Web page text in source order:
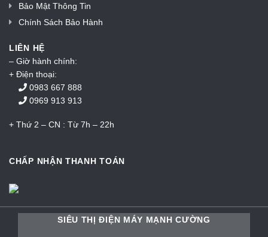
Bảo Mật Thông Tin
Chính Sách Bảo Hành
LIÊN HỆ
– Giờ hành chính:
+ Điện thoại:
0983 667 888
0969 913 913
+ Thứ 2 – CN : Từ 7h – 22h
CHẤP NHẬN THANH TOÁN
SIÊU THỊ ĐIỆN MÁY MẠNH CƯỜNG